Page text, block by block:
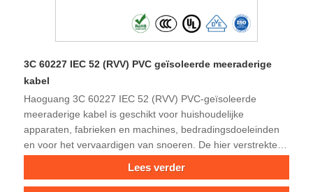
3C 60227 IEC 52 (RVV) PVC geïsoleerde meeraderige
kabel
Haoguang 3C 60227 IEC 52 (RVV) PVC-geïsoleerde
meeraderige kabel is geschikt voor huishoudelijke
apparaten, fabrieken en machines, bedradingsdoeleinden
en voor het vervaardigen van snoeren. De hier verstrekte
vlamvertragend. Blank koper, fijndradige geleider, er zijn 2
Lees verder